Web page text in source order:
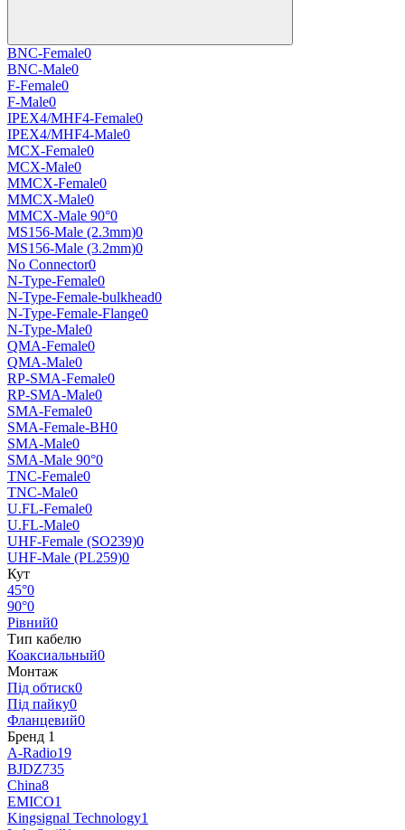
BNC-Female0
BNC-Male0
F-Female0
F-Male0
IPEX4/MHF4-Female0
IPEX4/MHF4-Male0
MCX-Female0
MCX-Male0
MMCX-Female0
MMCX-Male0
MMCX-Male 90°0
MS156-Male (2.3mm)0
MS156-Male (3.2mm)0
No Connector0
N-Type-Female0
N-Type-Female-bulkhead0
N-Type-Female-Flange0
N-Type-Male0
QMA-Female0
QMA-Male0
RP-SMA-Female0
RP-SMA-Male0
SMA-Female0
SMA-Female-BH0
SMA-Male0
SMA-Male 90°0
TNC-Female0
TNC-Male0
U.FL-Female0
U.FL-Male0
UHF-Female (SO239)0
UHF-Male (PL259)0
Кут
45°0
90°0
Рівний0
Тип кабелю
Коаксиальный0
Монтаж
Під обтиск0
Під пайку0
Фланцевий0
Бренд 1
A-Radio19
BJDZ735
China8
EMICO1
Kingsignal Technology1